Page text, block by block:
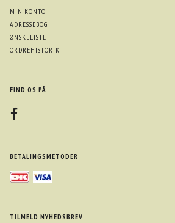
MIN KONTO
ADRESSEBOG
ØNSKELISTE
ORDREHISTORIK
FIND OS PÅ
BETALINGSMETODER
TILMELD NYHEDSBREV